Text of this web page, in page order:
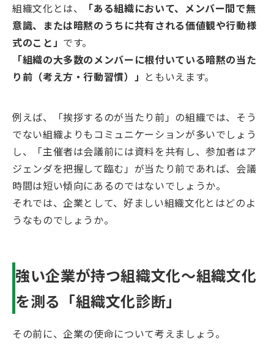
組織文化とは、
「ある組織において、メンバー間で無
意識、または暗黙のうちに共有される価値観や行動様
式のこと」 です。
「組織の大多数のメンバーに根付いている暗黙の当た
り前（考え方・行動習慣）」 ともいえます。
例えば、「挨拶するのが当たり前」の組織では、そう
でない組織よりもコミュニケーションが多いでしょう
し、「主催者は会議前には資料を共有し、参加者はア
ジェンダを把握して臨む」が当たり前であれば、会議
時間は短い傾向にあるのではないでしょうか。
それでは、企業として、好ましい組織文化とはどのよ
うなものでしょうか。
強い企業が持つ組織文化～組織文化
を測る「組織文化診断」
その前に、企業の使命について考えましょう。